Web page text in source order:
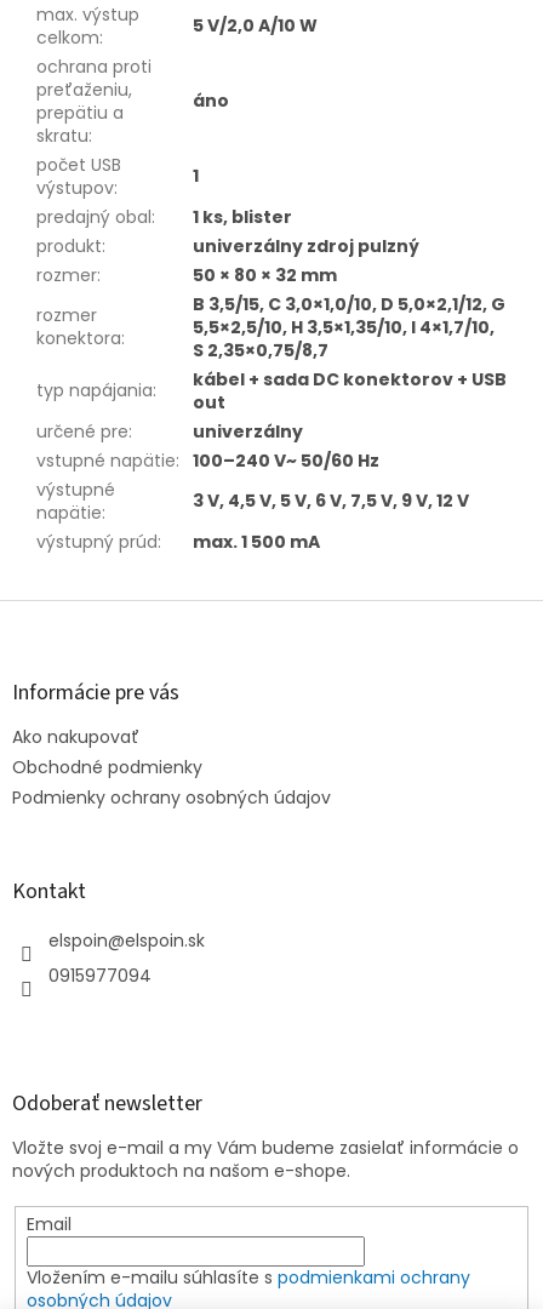
max. výstup
celkom:
5 V/2,0 A/10 W
ochrana proti
preťaženiu,
prepätiu a
skratu:
áno
počet USB
výstupov:
1
predajný obal:
1 ks, blister
produkt:
univerzálny zdroj pulzný
rozmer:
50 × 80 × 32 mm
rozmer
konektora:
B 3,5/15, C 3,0×1,0/10, D 5,0×2,1/12, G
5,5×2,5/10, H 3,5×1,35/10, I 4×1,7/10,
S 2,35×0,75/8,7
typ napájania:
kábel + sada DC konektorov + USB
out
určené pre:
univerzálny
vstupné napätie: 100–240 V~ 50/60 Hz
výstupné
napätie:
3 V, 4,5 V, 5 V, 6 V, 7,5 V, 9 V, 12 V
výstupný prúd: max. 1 500 mA
Z
Informácie pre vás
Ako nakupovať
Obchodné podmienky
Podmienky ochrany osobných údajov
Kontakt
elspoin@elspoin.sk
0915977094
Odoberať newsletter
Vložte svoj e-mail a my Vám budeme zasielať informácie o
nových produktoch na našom e-shope.
Email
Vložením e-mailu súhlasíte s podmienkami ochrany
osobných údajov